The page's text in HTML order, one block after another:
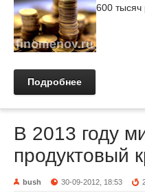
600 тысяч
Подробнее
В 2013 году
продуктовый
bush 30-09-2012, 18:53